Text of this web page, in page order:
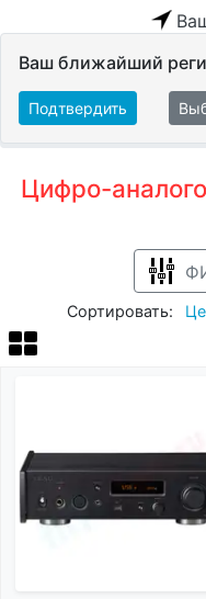
Ваш ближайший
Подтвердить
Цифро-
Сортировать: